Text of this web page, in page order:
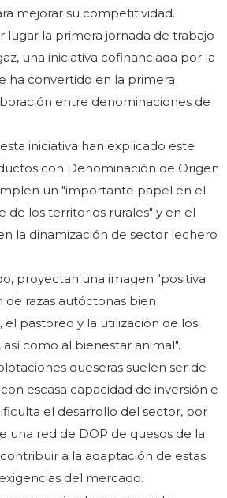
mejorar su competitividad.
lugar la primera jornada de trabajo
una iniciativa cofinanciada por la
ha convertido en la primera
entre denominaciones de
iniciativa han explicado este
con Denominación de Origen
un "importante papel en el
de los territorios rurales" y en el
la dinamización de sector lechero
proyectan una imagen "positiva
de razas autóctonas bien
el pastoreo y la utilización de los
como al bienestar animal".
queseras suelen ser de
escasa capacidad de inversión e
el desarrollo del sector, por
una red de DOP de quesos de la
a la adaptación de estas
del mercado.